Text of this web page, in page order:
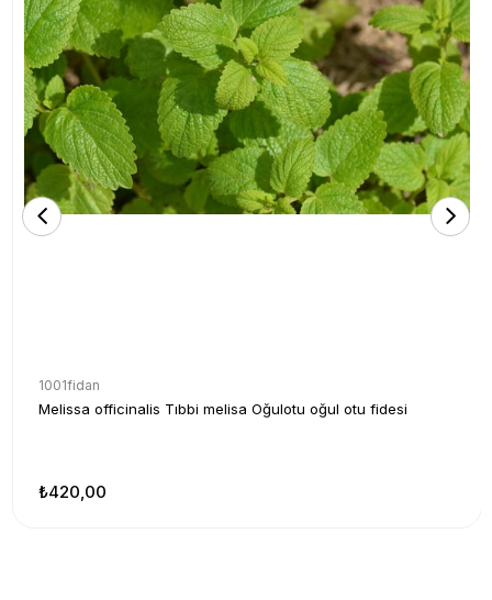
1001fidan
Melissa officinalis Tıbbi melisa Oğulotu oğul otu fidesi
₺420,00